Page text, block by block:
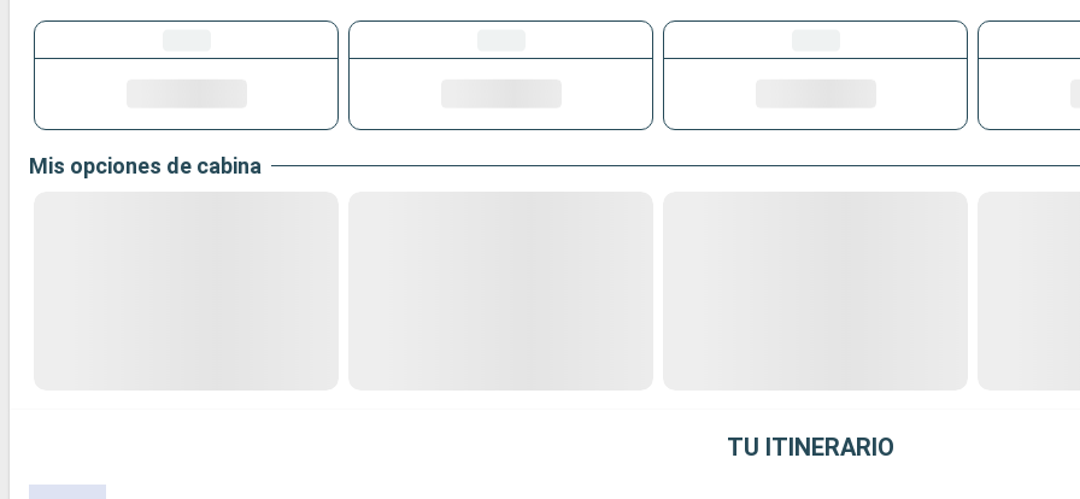
Mis opciones de cabina
TU ITINERARIO